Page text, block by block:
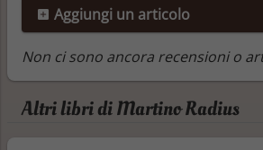
Aggiungi un articolo
Non ci sono ancora recensioni o
Altri libri di Martino Radius